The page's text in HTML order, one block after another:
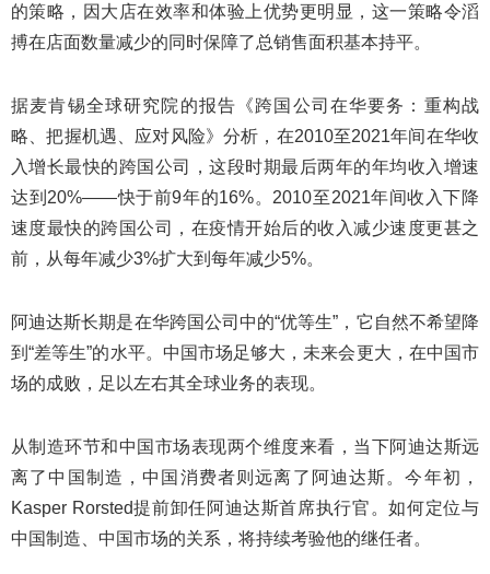
的策略，因大店在效率和体验上优势更明显，这一策略令滔
搏在店面数量减少的同时保障了总销售面积基本持平。
据麦肯锡全球研究院的报告《跨国公司在华要务：重构战
略、把握机遇、应对风险》分析，在2010至2021年间在华收
入增长最快的跨国公司，这段时期最后两年的年均收入增速
达到20%——快于前9年的16%。2010至2021年间收入下降
速度最快的跨国公司，在疫情开始后的收入减少速度更甚之
前，从每年减少3%扩大到每年减少5%。
阿迪达斯长期是在华跨国公司中的“优等生”，它自然不希望降
到“差等生”的水平。中国市场足够大，未来会更大，在中国市
场的成败，足以左右其全球业务的表现。
从制造环节和中国市场表现两个维度来看，当下阿迪达斯远
离了中国制造，中国消费者则远离了阿迪达斯。今年初，
Kasper Rorsted提前卸任阿迪达斯首席执行官。如何定位与
中国制造、中国市场的关系，将持续考验他的继任者。